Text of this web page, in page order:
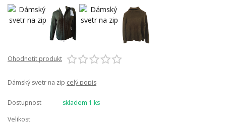
Ohodnotit produkt
Dámský svetr na zip celý popis
Dostupnost
skladem 1 ks
Velikost